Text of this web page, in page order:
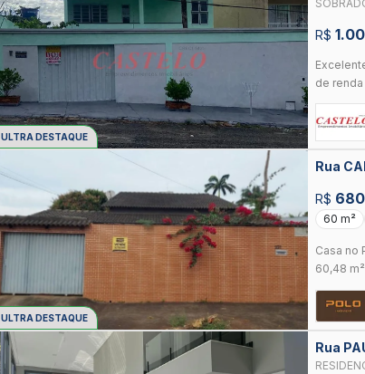
ULTRA DESTAQUE
R$
de
ULTRA DESTAQUE
Rua
R$
60 m²
Casa no
60,48
Rua
RESIDENCIAL IPÊS SOBRADO ALTO